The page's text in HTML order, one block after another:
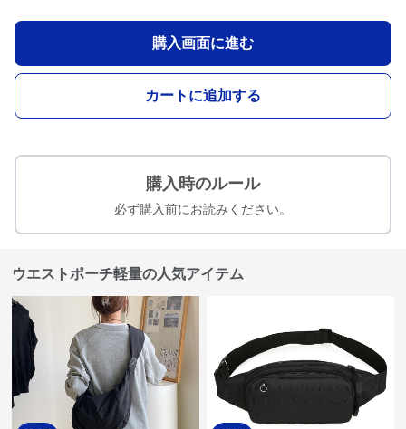
購入画面に進む
カートに追加する
購入時のルール
必ず購入前にお読みください。
ウエストポーチ軽量の人気アイテム